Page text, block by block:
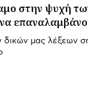
στην ψυχή
δικών μας λέξεων